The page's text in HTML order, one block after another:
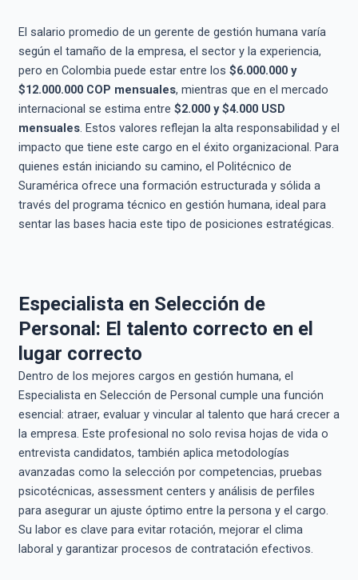
El salario promedio de un gerente de gestión humana varía
según el tamaño de la empresa, el sector y la experiencia,
pero en Colombia puede estar entre los $6.000.000 y
$12.000.000 COP mensuales, mientras que en el mercado
internacional se estima entre $2.000 y $4.000 USD
mensuales. Estos valores reflejan la alta responsabilidad y el
impacto que tiene este cargo en el éxito organizacional. Para
quienes están iniciando su camino, el Politécnico de
Suramérica ofrece una formación estructurada y sólida a
través del programa técnico en gestión humana, ideal para
sentar las bases hacia este tipo de posiciones estratégicas.
Especialista en Selección de
Personal: El talento correcto en el
lugar correcto
Dentro de los mejores cargos en gestión humana, el
Especialista en Selección de Personal cumple una función
esencial: atraer, evaluar y vincular al talento que hará crecer a
la empresa. Este profesional no solo revisa hojas de vida o
entrevista candidatos, también aplica metodologías
avanzadas como la selección por competencias, pruebas
psicotécnicas, assessment centers y análisis de perfiles
para asegurar un ajuste óptimo entre la persona y el cargo.
Su labor es clave para evitar rotación, mejorar el clima
laboral y garantizar procesos de contratación efectivos.